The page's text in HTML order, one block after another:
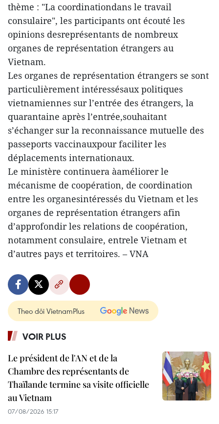
thème : "La coordinationdans le travail
consulaire", les participants ont écouté les
opinions desreprésentants de nombreux
organes de représentation étrangers au
Vietnam.
Les organes de représentation étrangers se sont
particulièrement intéressésaux politiques
vietnamiennes sur l’entrée des étrangers, la
quarantaine après l’entrée,souhaitant
s’échanger sur la reconnaissance mutuelle des
passeports vaccinauxpour faciliter les
déplacements internationaux.
Le ministère continuera àaméliorer le
mécanisme de coopération, de coordination
entre les organesintéressés du Vietnam et les
organes de représentation étrangers afin
d’approfondir les relations de coopération,
notamment consulaire, entrele Vietnam et
d’autres pays et territoires. – VNA
Theo dõi VietnamPlus
VOIR PLUS
Le président de l'AN et de la
Chambre des représentants de
Thaïlande termine sa visite officielle
au Vietnam
07/08/2026 15:17